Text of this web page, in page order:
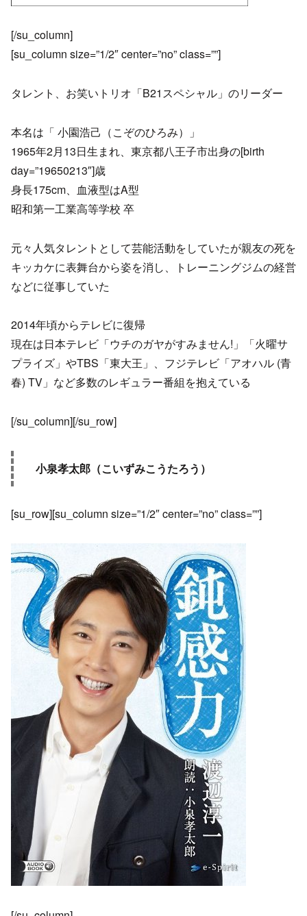
[/su_column]
[su_column size=”1/2″ center=”no” class=””]
タレント、お笑いトリオ「B21スペシャル」のリーダー
本名は「 小園浩己（こぞのひろみ）」
1965年2月13日生まれ、東京都八王子市出身の[birth
day=”19650213″]歳
身長175cm、血液型はA型
昭和第一工業高等学校 卒
元々人気タレントとして芸能活動をしていたが親友の死を
キッカケに表舞台から姿を消し、トレーニングジムの経営
などに従事していた
2014年頃からテレビに復帰
現在は日本テレビ「ウチのガヤがすみません!」「火曜サ
プライズ」やTBS「東大王」、フジテレビ「アオハル (青
春) TV」など多数のレギュラー番組を抱えている
[/su_column][/su_row]
小泉孝太郎（こいずみこうたろう）
[su_row][su_column size=”1/2″ center=”no” class=””]